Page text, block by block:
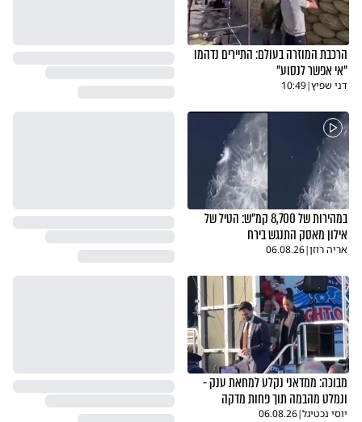
הרכבת המוזרה בעולם: התיירים נדהמו
"אי אפשר לנסוע"
דני שפיץ|
10:49
במהירות של 8,700 קמ"ש: הטיל של
אילון מאסק התנגש בירח
אריה רוזן|
06.08.26
מבוכה: ממדאני נקלע למחאת ענק -
ונמלט מהבמה תוך פחות מדקה
יוסי נכטיגל|
06.08.26